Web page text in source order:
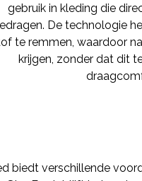
gebruik in kleding die
De technologie
te remmen, waardoor
krijgen, zonder dat dit
biedt verschillende